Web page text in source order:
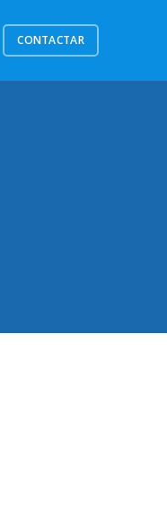
CONTACTAR